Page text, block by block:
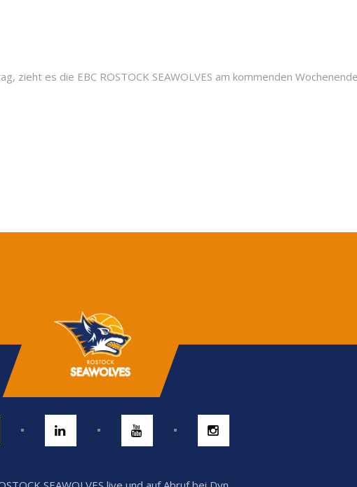
zieht es die EBC ROSTOCK SEAWOLVES am kommenden